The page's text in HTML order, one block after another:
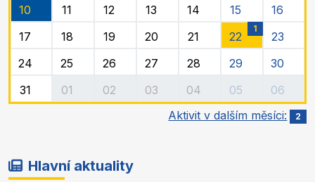
10
11 12 13 14 15
16
17
18 19 20 21 22
1
23
24
25 26 27 28 29
30
31
01 02 03 04 05
06
Aktivit v dalším měsíci:
2
Hlavní aktuality